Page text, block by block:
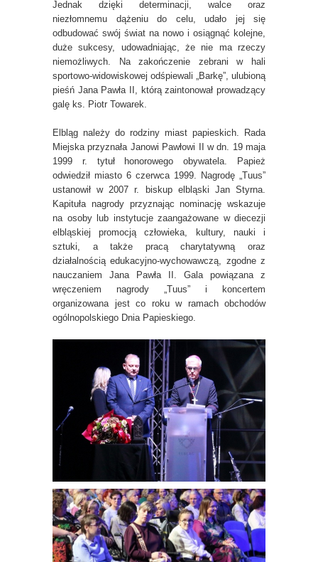
Jednak dzięki determinacji, walce oraz
niezłomnemu dążeniu do celu, udało jej się
odbudować swój świat na nowo i osiągnąć kolejne,
duże sukcesy, udowadniając, że nie ma rzeczy
niemożliwych. Na zakończenie zebrani w hali
sportowo-widowiskowej odśpiewali „Barkę”, ulubioną
pieśń Jana Pawła II, którą zaintonował prowadzący
galę ks. Piotr Towarek.
Elbląg należy do rodziny miast papieskich. Rada
Miejska przyznała Janowi Pawłowi II w dn. 19 maja
1999 r. tytuł honorowego obywatela. Papież
odwiedził miasto 6 czerwca 1999. Nagrodę „Tuus”
ustanowił w 2007 r. biskup elbląski Jan Styrna.
Kapituła nagrody przyznając nominację wskazuje
na osoby lub instytucje zaangażowane w diecezji
elbląskiej promocją człowieka, kultury, nauki i
sztuki, a także pracą charytatywną oraz
działalnością edukacyjno-wychowawczą, zgodne z
nauczaniem Jana Pawła II. Gala powiązana z
wręczeniem nagrody „Tuus” i koncertem
organizowana jest co roku w ramach obchodów
ogólnopolskiego Dnia Papieskiego.